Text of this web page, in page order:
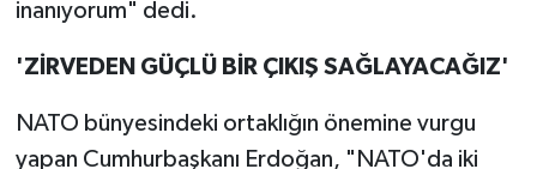
inanıyorum" dedi.
'ZİRVEDEN GÜÇLÜ BİR ÇIKIŞ SAĞLAYACAĞIZ'
NATO bünyesindeki ortaklığın önemine vurgu
yapan Cumhurbaşkanı Erdoğan, "NATO'da iki